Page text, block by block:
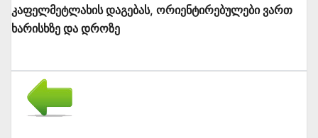
კაფელმეტლახის დაგებას, ორიენტირებულები ვართ
ხარისხზე და დროზე